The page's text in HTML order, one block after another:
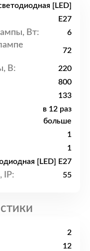
[LED]
E27
Вт: 6
72
В: 220
800
133
в 12 раз
больше
1
1
[LED] E27
IP: 55
2
12